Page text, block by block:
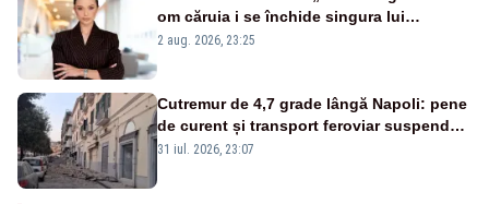
om căruia i se închide singura lui
portiță?”
2 aug. 2026, 23:25
Cutremur de 4,7 grade lângă Napoli: pene
de curent și transport feroviar suspendat
- VIDEO
31 iul. 2026, 23:07